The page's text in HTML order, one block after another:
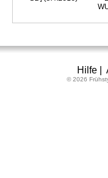
Hilfe|
© 2026